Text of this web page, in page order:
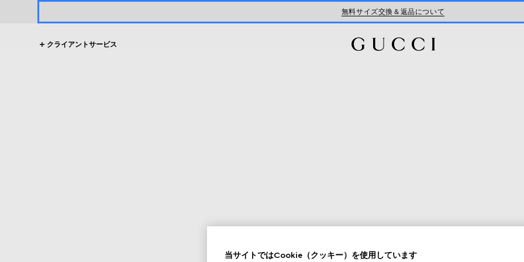
無料サイズ交換＆返品について
クライアントサービス
当サイトではCookie（クッキー）を使用しています